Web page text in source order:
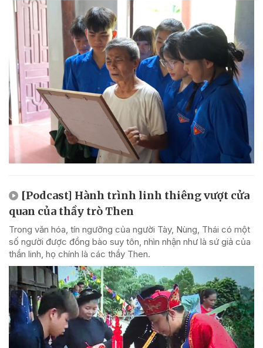
[Podcast] Hành trình linh thiêng vượt cửa
quan của thầy trò Then
Trong văn hóa, tín ngưỡng của người Tày, Nùng, Thái có một
số người được đồng bào suy tôn, nhìn nhận như là sứ giả của
thần linh, họ chính là các thầy Then.